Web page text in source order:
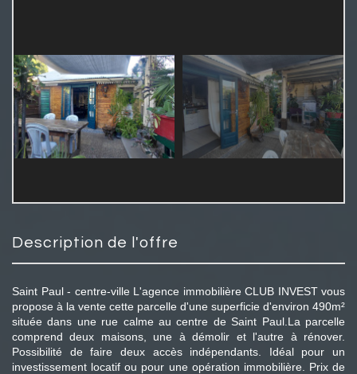
description de l'offre
Saint Paul - centre-ville L'agence immobilière CLUB INVEST vous
propose à la vente cette parcelle d'une superficie d'environ 490m²
située dans une rue calme au centre de Saint Paul.La parcelle
comprend deux maisons, une à démolir et l'autre à rénover.
Possibilité de faire deux accès indépendants. Idéal pour un
investissement locatif ou pour une opération immobilière. Prix de